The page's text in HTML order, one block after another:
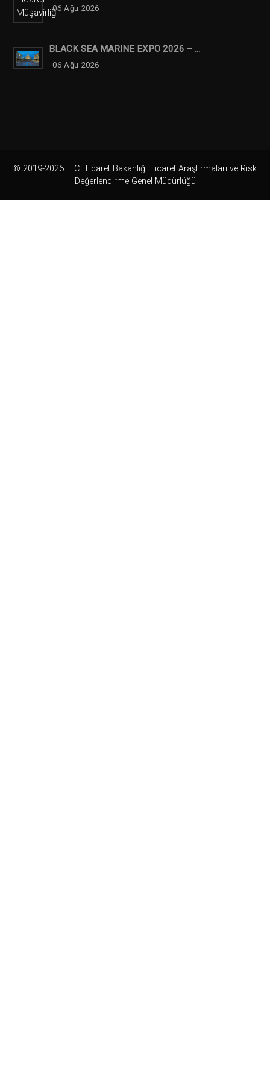
06 Ağu 2026
BLACK SEA MARINE EXPO 2026 – ...
06 Ağu 2026
© 2019-2026. T.C. Ticaret Bakanlığı Ticaret Araştırmaları ve Risk
Değerlendirme Genel Müdürlüğü